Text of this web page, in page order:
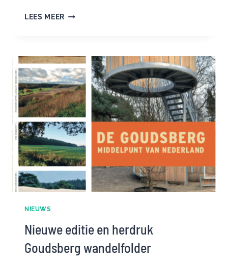
LEES MEER TEVOET
NAAR
LUNTEREN
OP
7
OKTOBER
NIEUWS
Nieuwe editie en herdruk
Goudsberg wandelfolder